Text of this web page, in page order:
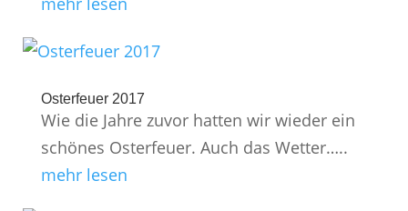
Osterfeuer 2017
Wie die Jahre zuvor hatten wir wieder ein
schönes Osterfeuer. Auch das Wetter…..
mehr lesen